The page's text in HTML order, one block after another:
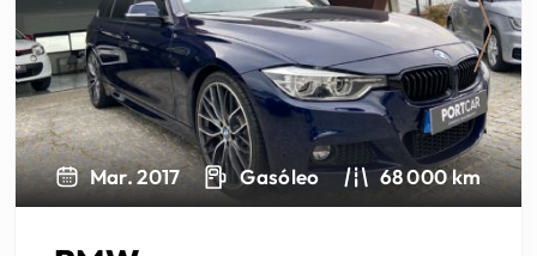
Next
Mar. 2017 Gasóleo 68 000 km